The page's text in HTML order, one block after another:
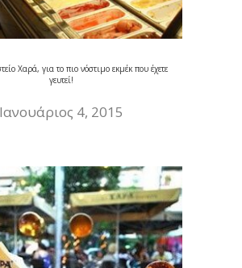
Χαρά, για το πιο νόστιμο εκμέκ που έχετε
γευτεί!
Ιανουάριος 4, 2015